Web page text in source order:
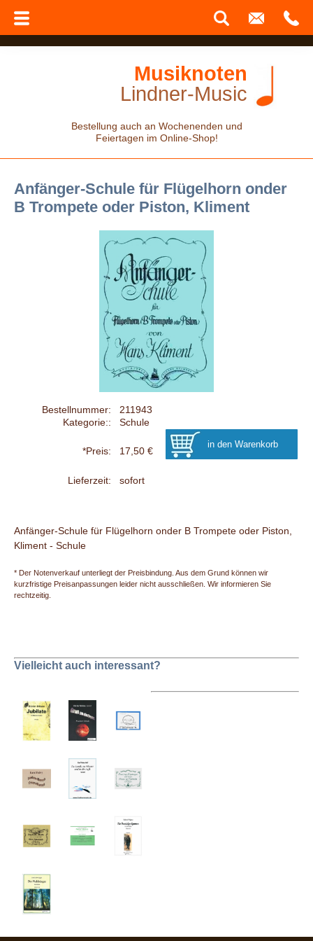
Musiknoten
Lindner-Music
Bestellung auch an Wochenenden und
Feiertagen im Online-Shop!
Anfänger-Schule für Flügelhorn onder
B Trompete oder Piston, Kliment
Bestellnummer:
211943
Kategorie::
Schule
*Preis: 17,50 €
Lieferzeit: sofort
Anfänger-Schule für Flügelhorn onder B Trompete oder Piston,
Kliment - Schule
* Der Notenverkauf unterliegt der Preisbindung. Aus dem Grund können wir
kurzfristige Preisanpassungen leider nicht ausschließen. Wir informieren Sie
rechtzeitig.
Vielleicht auch interessant?